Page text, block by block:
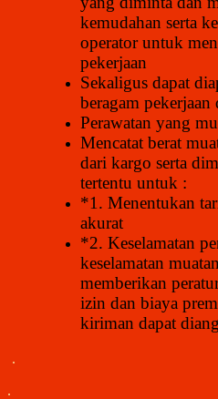
kemudahan serta
operator untuk
pekerjaan
Sekaligus dapat
beragam pekerjaan
Perawatan yang
Mencatat berat
dari kargo serta
tertentu untuk :
*1. Menentukan
akurat
*2. Keselamatan
keselamatan muatan
memberikan
izin dan biaya
kiriman dapat
.
.